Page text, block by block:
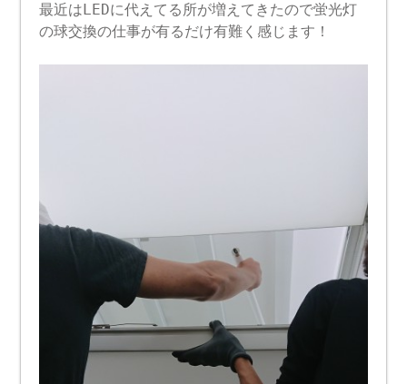
最近はLEDに代えてる所が増えてきたので蛍光灯
の球交換の仕事が有るだけ有難く感じます！